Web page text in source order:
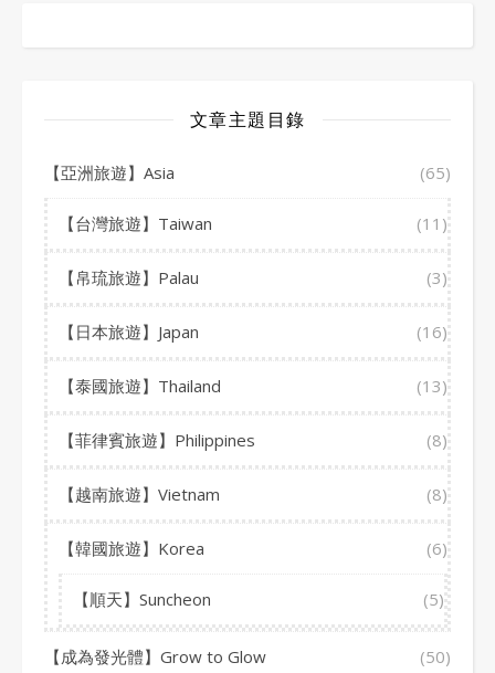
文章主題目錄
【亞洲旅遊】Asia (65)
【台灣旅遊】Taiwan (11)
【帛琉旅遊】Palau (3)
【日本旅遊】Japan (16)
【泰國旅遊】Thailand (13)
【菲律賓旅遊】Philippines (8)
【越南旅遊】Vietnam (8)
【韓國旅遊】Korea (6)
【順天】Suncheon (5)
【成為發光體】Grow to Glow (50)